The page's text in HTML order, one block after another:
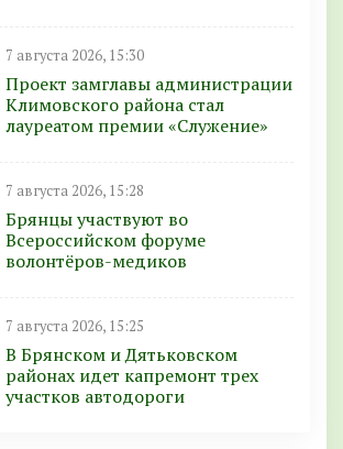
7 августа 2026, 15:30
Проект замглавы администрации
Климовского района стал
лауреатом премии «Служение»
7 августа 2026, 15:28
Брянцы участвуют во
Всероссийском форуме
волонтёров-медиков
7 августа 2026, 15:25
В Брянском и Дятьковском
районах идет капремонт трех
участков автодороги